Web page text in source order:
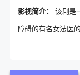
影视简介： 该剧是
障碍的有名女法医
她的名誉和生活的